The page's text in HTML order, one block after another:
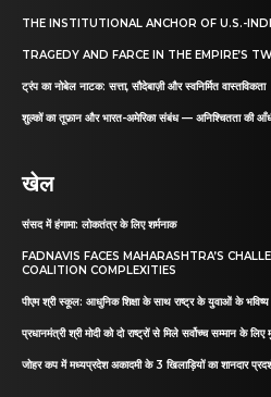
THE INSTITUTIONAL ANCHOR OF U.S.-
TRAGEDY AND FARCE IN THE EMPIRE’S
ट्रंप का नोबेल नाटक: सत्ता, सौदेबाज़ी और स्वनिर्मित वास्तविकता
शुल्कों का तूफ़ान और भारत-अमेरिका संबंध — अनिश्चितता की
खेल
संसद में हंगामा: लोकतंत्र के लिए शर्मनाक
FADNAVIS FACES MAHARASHTRA’S
COALITION COMPLEXITIES
पीएम श्री स्कूल: आधुनिक शिक्षा के साथ राष्ट्र के युवाओं के भविष्य
प्रधानमंत्री श्री मोदी को दो राष्ट्रों से मिले सर्वोच्च सम्मान के
जोहर कप में मध्यप्रदेश अकादमी के 3 खिलाड़ियों का शानदार